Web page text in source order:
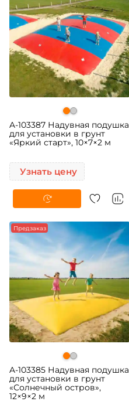
A-103387 Надувная подушка
для установки в грунт
«Яркий старт», 10×7×2 м
Узнать цену
Предзаказ
A-103385 Надувная подушка
для установки в грунт
«Солнечный остров»,
12×9×2 м